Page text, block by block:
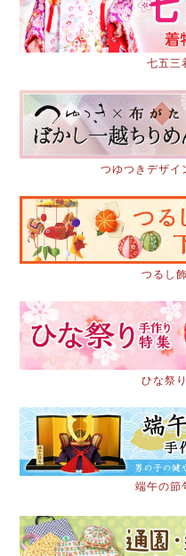
七五三
つゆつきデザイ
つるし
ひな祭
端午の節